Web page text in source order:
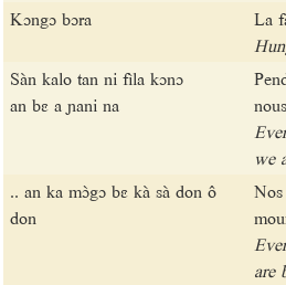
Kɔngɔ bɔra
La
Sàn kalo tan ni fìla kɔnɔ
an bɛ a ɲani na
we
.. an ka mɔ̀gɔ bɛ kà sà don ô
don
are